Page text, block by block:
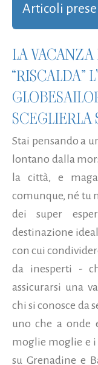
Articoli
LA
“RISCALDA”
Stai pensando a
lontano dalla
la città, e
comunque, né tu
dei super
destinazione
con cui
da inesperti -
assicurarsi una
chi si conosce da
uno che a onde
moglie moglie e
su Grenadine e